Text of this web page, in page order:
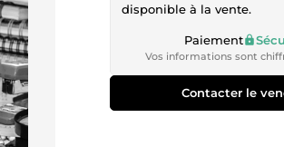
disponible à la vente.
Paiement
Vos informations sont
Contacter le